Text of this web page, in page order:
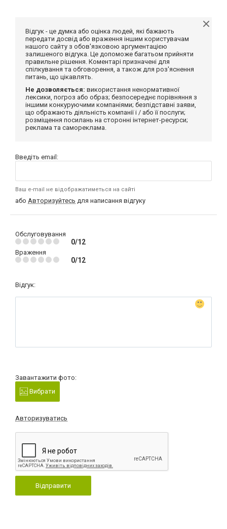
Відгук - це думка або оцінка людей, які бажають
передати досвід або враження іншим користувачам
нашого сайту з обов'язковою аргументацією
залишеного відгука. Це допоможе багатьом прийняти
правильне рішення. Коментарі призначені для
спілкування та обговорення, а також для роз'яснення
питань, що цікавлять.
Не дозволяється: використання ненормативної
лексики, погроз або образ; безпосереднє порівняння з
іншими конкуруючими компаніями; безпідставні заяви,
що ображають діяльність компанії і / або її послуги;
розміщення посилань на сторонні інтернет-ресурси;
реклама та самореклама.
Введіть email:
Ваш e-mail не відображатиметься на сайті
або Авторизуйтесь для написання відгуку
Обслуговування
0/12
Враження
0/12
Відгук:
Завантажити фото:
Вибрати
Авторизуватись
Відправити